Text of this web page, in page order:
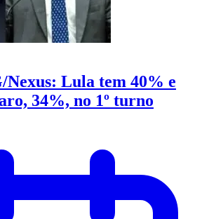
Nexus: Lula tem 40% e
34%, no 1º turno